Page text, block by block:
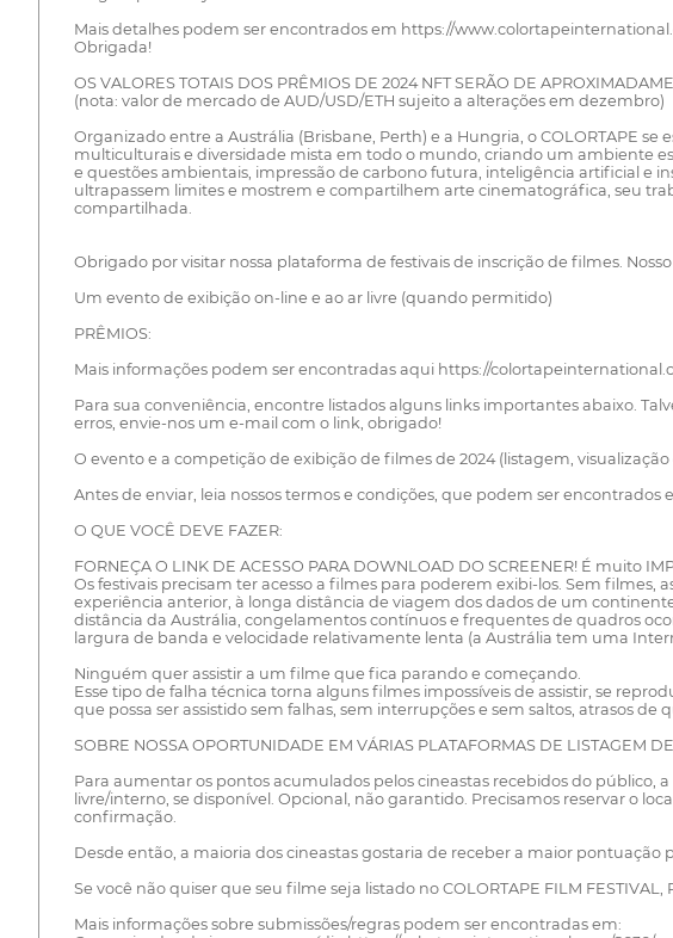
Mais detalhes podem ser encontrados em https://
Obrigada!
OS VALORES TOTAIS DOS PRÊMIOS DE 2024 NFT SERÃO DE
(nota: valor de mercado de AUD/USD/ETH sujeito a alterações em dezembro)
Organizado entre a Austrália (Brisbane, Perth) e a Hungria, o COLORTAPE
multiculturais e diversidade mista em todo o mundo, criando um ambiente
e questões ambientais, impressão de carbono futura, inteligência artificial e
ultrapassem limites e mostrem e compartilhem arte cinematográfica, seu
compartilhada.
Obrigado por visitar nossa plataforma de festivais de inscrição de filmes.
Um evento de exibição on-line e ao ar livre (quando permitido)
PRÊMIOS:
Mais informações podem ser encontradas aqui https://
Para sua conveniência, encontre listados alguns links importantes abaixo.
erros, envie-nos um e-mail com o link, obrigado!
O evento e a competição de exibição de filmes de 2024 (listagem,
Antes de enviar, leia nossos termos e condições, que podem ser
O QUE VOCÊ DEVE FAZER:
FORNEÇA O LINK DE ACESSO PARA DOWNLOAD DO SCREENER! É muito
Os festivais precisam ter acesso a filmes para poderem exibi-los. Sem
experiência anterior, à longa distância de viagem dos dados de um
distância da Austrália, congelamentos contínuos e frequentes de quadros
largura de banda e velocidade relativamente lenta (a Austrália tem uma
Ninguém quer assistir a um filme que fica parando e começando.
Esse tipo de falha técnica torna alguns filmes impossíveis de assistir, se
que possa ser assistido sem falhas, sem interrupções e sem saltos, atrasos
SOBRE NOSSA OPORTUNIDADE EM VÁRIAS PLATAFORMAS DE LISTAGEM
Para aumentar os pontos acumulados pelos cineastas recebidos do público,
livre/interno, se disponível. Opcional, não garantido. Precisamos reservar o
confirmação.
Desde então, a maioria dos cineastas gostaria de receber a maior pontuação
Se você não quiser que seu filme seja listado no COLORTAPE FILM FESTIVAL,
Mais informações sobre submissões/regras podem ser encontradas em: